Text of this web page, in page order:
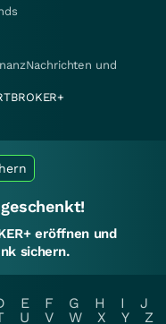
und
eröffnen und
sichern.
E F G H I
J
U V W X Y Z